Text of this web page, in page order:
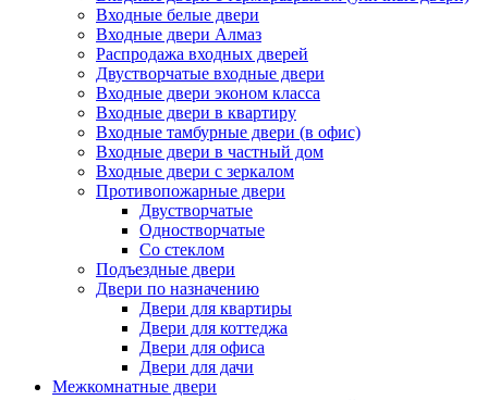
Входные белые двери
Входные двери Алмаз
Распродажа входных дверей
Двустворчатые входные двери
Входные двери эконом класса
Входные двери в квартиру
Входные тамбурные двери (в офис)
Входные двери в частный дом
Входные двери с зеркалом
Противопожарные двери
Двустворчатые
Одностворчатые
Со стеклом
Подъездные двери
Двери по назначению
Двери для квартиры
Двери для коттеджа
Двери для офиса
Двери для дачи
Межкомнатные двери